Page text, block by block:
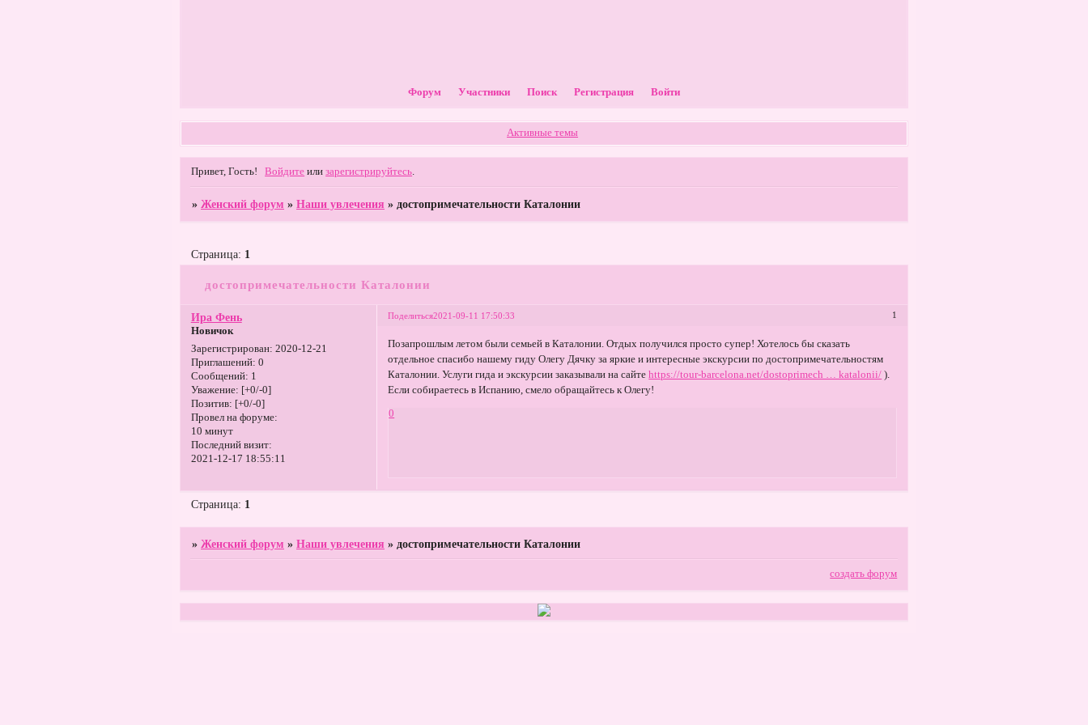
Форум Участники Поиск Регистрация Войти
Активные темы
Привет, Гость! Войдите илизарегистрируйтесь
»Женский форум »Наши увлечения »достопримечательности Каталонии
достопримечательности Каталонии
Страница: 1
Поделиться 1
2021-09-11 17:50:33
Ира Фень
Новичок
Зарегистрирован: 2020-12-21
Приглашений: 0
Сообщений: 1
Уважение: [+0/-0]
Позитив: [+0/-0]
Провел на форуме:
10 минут
Последний визит:
2021-12-17 18:55:11
Позапрошлым летом были семьей в Каталонии. Отдых получился просто супер! Хотелось бы сказать
отдельное спасибо нашему гиду Олегу Дячку за яркие и интересные экскурсии по достопримечательностям
Каталонии. Услуги гида и экскурсии заказывали на сайтеhttps://tour-barcelona.net/dostoprimech … katalonii/ ).
Если собираетесь в Испанию, смело обращайтесь к Олегу!
0
Страница: 1
»Женский форум »Наши увлечения » достопримечательности Каталонии
создать форум